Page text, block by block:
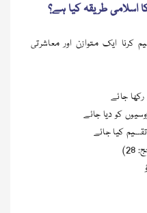
اسلامی طریقہ کیا ہے؟
ایک متوازن اور معاشرتی
جائے
کو دیا جائے
کیا جائے